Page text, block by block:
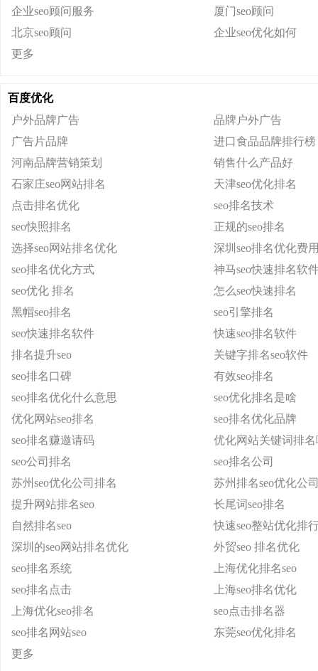
企业seo顾问服务
厦门seo顾问
北京seo顾问
企业seo优化如何
更多
百度优化
户外品牌广告
品牌户外广告
广告片品牌
进口食品品牌排行榜
河南品牌营销策划
销售什么产品好
石家庄seo网站排名
天津seo优化排名
点击排名优化
seo排名技术
seo快照排名
正规的seo排名
选择seo网站排名优化
深圳seo排名优化费
seo排名优化方式
神马seo快速排名软
seo优化 排名
怎么seo快速排名
黑帽seo排名
seo引擎排名
seo快速排名软件
快速seo排名软件
排名提升seo
关键字排名seo软件
seo排名口碑
有效seo排名
seo排名优化什么意思
seo优化排名是啥
优化网站seo排名
seo排名优化品牌
seo排名赚邀请码
优化网站关键词排
seo公司排名
seo排名公司
苏州seo优化公司排名
苏州排名seo优化公
提升网站排名seo
长尾词seo排名
自然排名seo
快速seo整站优化排
深圳的seo网站排名优化
外贸seo 排名优化
seo排名系统
上海优化排名seo
seo排名点击
上海seo排名优化
上海优化seo排名
seo点击排名器
seo排名网站seo
东莞seo优化排名
更多